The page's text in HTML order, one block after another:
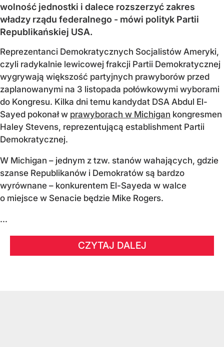
wolność jednostki i dalece rozszerzyć zakres
władzy rządu federalnego - mówi polityk Partii
Republikańskiej USA.
Reprezentanci Demokratycznych Socjalistów Ameryki,
czyli radykalnie lewicowej frakcji Partii Demokratycznej
wygrywają większość partyjnych prawyborów przed
zaplanowanymi na 3 listopada połówkowymi wyborami
do Kongresu. Kilka dni temu kandydat DSA Abdul El-
Sayed pokonał w prawyborach w Michigan kongresmen
Haley Stevens, reprezentującą establishment Partii
Demokratycznej.
W Michigan – jednym z tzw. stanów wahających, gdzie
szanse Republikanów i Demokratów są bardzo
wyrównane – konkurentem El-Sayeda w walce
o miejsce w Senacie będzie Mike Rogers.
...
CZYTAJ DALEJ